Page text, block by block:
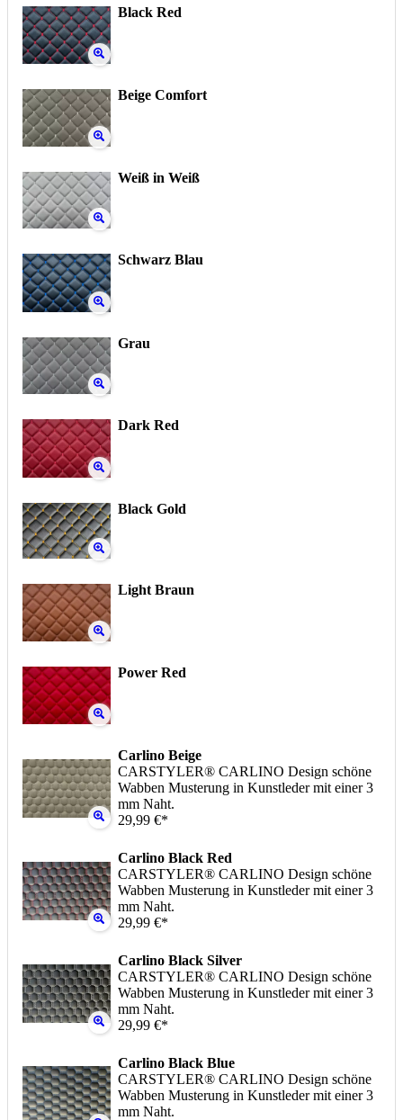
Black Red
Beige Comfort
Weiß in Weiß
Schwarz Blau
Grau
Dark Red
Black Gold
Light Braun
Power Red
Carlino Beige
CARSTYLER® CARLINO Design schöne
Wabben Musterung in Kunstleder mit einer 3
mm Naht.
29,99 €*
Carlino Black Red
CARSTYLER® CARLINO Design schöne
Wabben Musterung in Kunstleder mit einer 3
mm Naht.
29,99 €*
Carlino Black Silver
CARSTYLER® CARLINO Design schöne
Wabben Musterung in Kunstleder mit einer 3
mm Naht.
29,99 €*
Carlino Black Blue
CARSTYLER® CARLINO Design schöne
Wabben Musterung in Kunstleder mit einer 3
mm Naht.